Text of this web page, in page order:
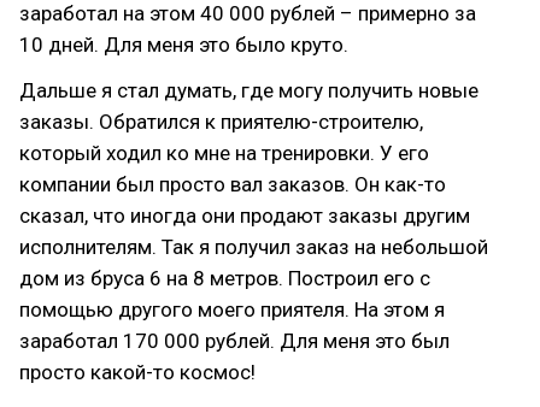
заработал на этом 40 000 рублей – примерно за
10 дней. Для меня это было круто.
Дальше я стал думать, где могу получить новые
заказы. Обратился к приятелю-строителю,
который ходил ко мне на тренировки. У его
компании был просто вал заказов. Он как-то
сказал, что иногда они продают заказы другим
исполнителям. Так я получил заказ на небольшой
дом из бруса 6 на 8 метров. Построил его с
помощью другого моего приятеля. На этом я
заработал 170 000 рублей. Для меня это был
просто какой-то космос!